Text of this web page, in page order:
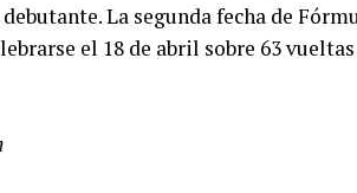
La segunda fecha de
el 18 de abril sobre 63